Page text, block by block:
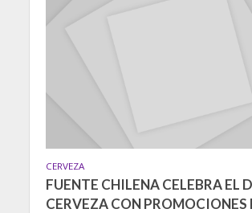
CERVEZA
FUENTE CHILENA CELEBRA EL
CERVEZA CON PROMOCIONES